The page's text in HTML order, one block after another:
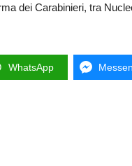
dei Carabinieri, tra
WhatsApp